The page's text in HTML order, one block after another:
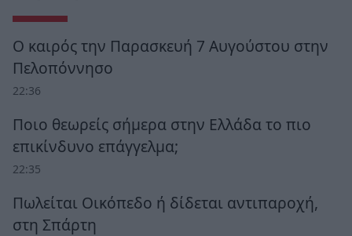
Ο καιρός την Παρασκευή 7 Αυγούστου στην
Πελοπόννησο
22:36
Ποιο θεωρείς σήμερα στην Ελλάδα το πιο
επικίνδυνο επάγγελμα;
22:35
Πωλείται Οικόπεδο ή δίδεται αντιπαροχή,
στη Σπάρτη